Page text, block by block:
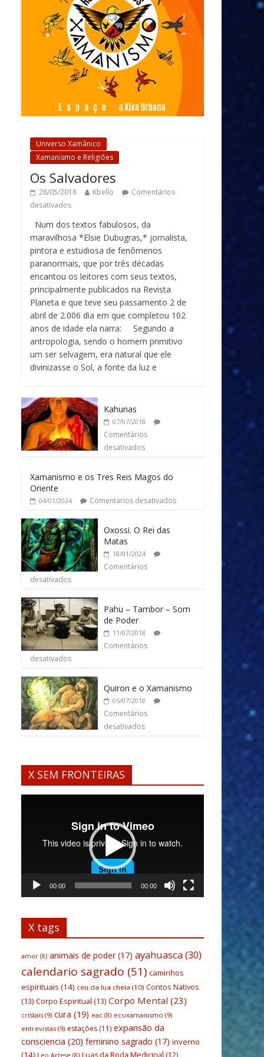
Universo Xamânico
Xamanismo e Religiões
Os Salvadores
28/05/2018 Kbello
Comentários
desativados
Num dos textos fabulosos, da
maravilhosa *Elsie Dubugras,* jornalista,
pintora e estudiosa de fenômenos
paranormais, que por três décadas
encantou os leitores com seus textos,
principalmente publicados na Revista
Planeta e que teve seu passamento 2 de
abril de 2.006 dia em que completou 102
anos de idade ela narra: Segundo a
antropologia, sendo o homem primitivo
um ser selvagem, era natural que ele
divinizasse o Sol, a fonte da luz e
Kahunas
07/07/2018
Comentários
desativados
Xamanismo e os Tres Reis Magos do
Oriente
04/01/2024 Comentários desativados
Oxossi. O Rei das
Matas
18/01/2024
Comentários
desativados
Pahu – Tambor – Som
de Poder
11/07/2018
Comentários
desativados
Quiron e o Xamanismo
05/07/2018
Comentários
desativados
X SEM FRONTEIRAS
00:00 00:00
X tags
amor (8) animais de poder(17) ayahuasca(30)
calendario sagrado (51) caminhos
espirituais (14) ceu da lua cheia (10) Contos Nativos
(13) Corpo Espiritual (13) Corpo Mental (23)
cristais (9) cura (19) eac (8) ecoxamanismo (9)
entrevistas (9) estações (11) expansão da
consciencia (20) feminino sagrado (17) inverno
(14)